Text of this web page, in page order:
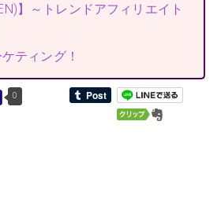
】～トレンドアフィリエイト
ティング！
0